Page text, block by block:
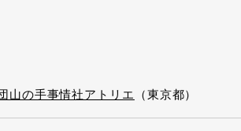
山の手事情社アトリエ （東京都）